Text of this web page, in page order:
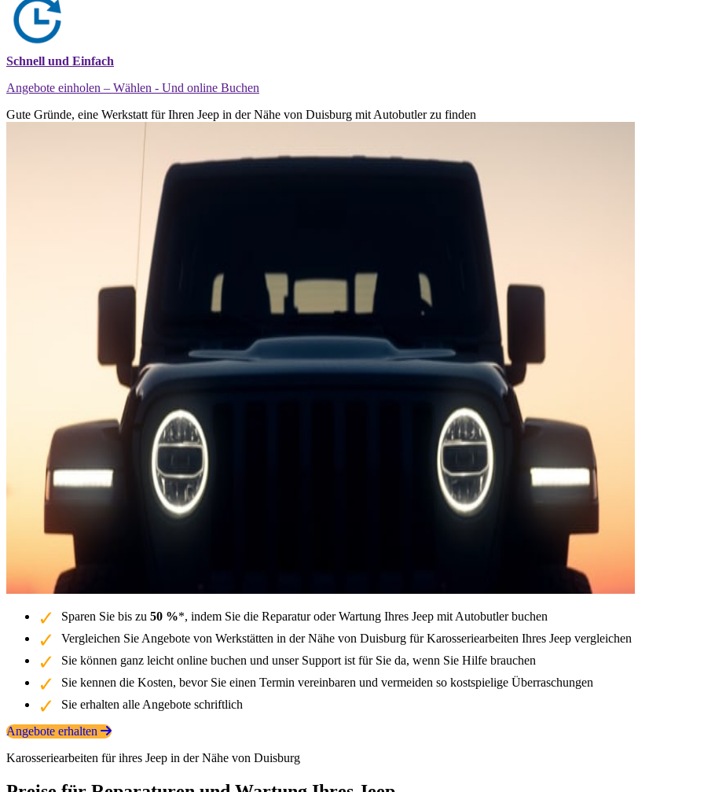
Schnell und Einfach
Angebote einholen – Wählen - Und online Buchen
Gute Gründe, eine Werkstatt für Ihren Jeep in der Nähe von Duisburg mit Autobutler zu finden
Sparen Sie bis zu 50 %*, indem Sie die Reparatur oder Wartung Ihres Jeep mit Autobutler buchen
Vergleichen Sie Angebote von Werkstätten in der Nähe von Duisburg für Karosseriearbeiten Ihres Jeep vergleichen
Sie können ganz leicht online buchen und unser Support ist für Sie da, wenn Sie Hilfe brauchen
Sie kennen die Kosten, bevor Sie einen Termin vereinbaren und vermeiden so kostspielige Überraschungen
Sie erhalten alle Angebote schriftlich
Angebote erhalten
Karosseriearbeiten für ihres Jeep in der Nähe von Duisburg